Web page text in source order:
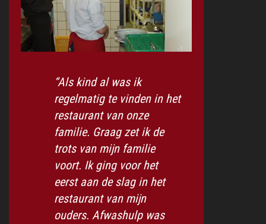
“Als kind al was ik
regelmatig te vinden in het
restaurant van onze
familie. Graag zet ik de
trots van mijn familie
voort. Ik ging voor het
eerst aan de slag in het
restaurant van mijn
ouders. Afwashulp was